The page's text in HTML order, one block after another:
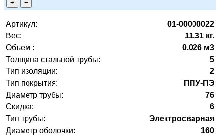
+ −
Артикул:
01-00000022
Вес:
11.31 кг.
Объем :
0.026 м3
Толщина стальной трубы:
5
Тип изоляции:
2
Тип покрытия:
ППУ-ПЭ
Диаметр трубы:
76
Скидка:
6
Тип трубы:
Электросварная
Диаметр оболочки:
160